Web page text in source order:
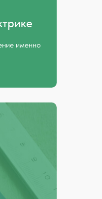
именно